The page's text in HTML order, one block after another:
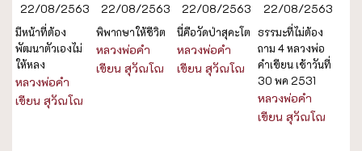
22/08/2563
มีหน้าที่ต้อง
พัฒนาตัวเองไม่
ให้หลง
หลวงพ่อคำ
เขียน สุวัณโณ
22/08/2563
พิพากษาให้ชีวิต
หลวงพ่อคำ
เขียน สุวัณโณ
22/08/2563
นี่คือวัดป่าสุคะโต
หลวงพ่อคำ
เขียน สุวัณโณ
22/08/2563
ธรรมะที่ไม่ต้อง
ถาม 4 หลวงพ่อ
คำเขียน เช้าวันที่
30 พค 2531
หลวงพ่อคำ
เขียน สุวัณโณ